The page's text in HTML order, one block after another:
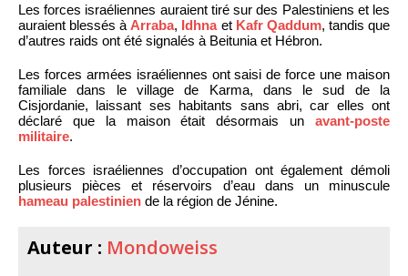
Les forces israéliennes auraient tiré sur des Palestiniens et les
auraient blessés à Arraba, Idhnaet Kafr Qaddum, tandis que
d’autres raids ont été signalés à Beitunia et Hébron.
Les forces armées israéliennes ont saisi de force une maison
familiale dans le village de Karma, dans le sud de la
Cisjordanie, laissant ses habitants sans abri, car elles ont
déclaré que la maison était désormais un avant-poste
militaire.
Les forces israéliennes d’occupation ont également démoli
plusieurs pièces et réservoirs d’eau dans un minuscule
hameau palestinien de la région de Jénine.
Auteur : Mondoweiss